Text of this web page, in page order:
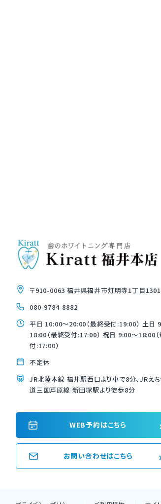
〒910-0063 福井県福井市灯明寺1丁目1301
080-9784-8882
平日 10:00〜20:00（最終受付:19:00） 土日
18:00（最終受付:17:00） 祝日 9:00〜18:00
付:17:00）
不定休
JR北陸本線 福井駅西口より車で8分、JRえ
道三国芦原線 新田塚駅より徒歩8分
WEB予約はこちら
お問い合わせはこちら ›